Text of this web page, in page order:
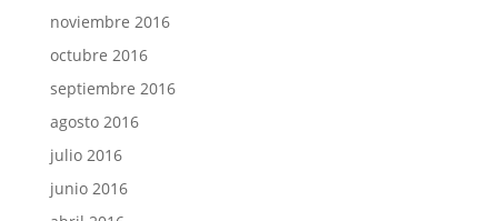
noviembre 2016
octubre 2016
septiembre 2016
agosto 2016
julio 2016
junio 2016